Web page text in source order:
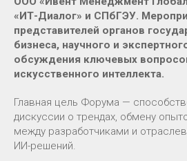
«ИТ-Диалог» и СПбГЭУ.
представителей органов
бизнеса, научного и
обсуждения ключевых
искусственного интеллекта.
Главная цель Форума —
дискуссии о трендах, обмену
между разработчиками и
ИИ-решений.